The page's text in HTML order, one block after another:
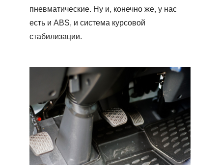
пневматические. Ну и, конечно же, у нас
есть и ABS, и система курсовой
стабилизации.